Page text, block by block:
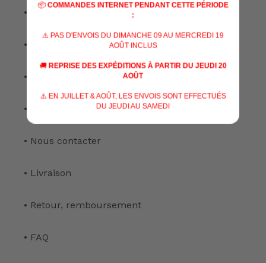
• Nos marques
• Nos spécialisations
• Nos services
• Notre atelier
• Nous contacter
• Livraison
• Retour, remboursement
• FAQ
📦 COMMANDES INTERNET PENDANT CETTE PÉRIODE
:
⚠️ PAS D'ENVOIS DU DIMANCHE 09 AU MERCREDI 19
AOÛT INCLUS
🚚 REPRISE DES EXPÉDITIONS À PARTIR DU JEUDI 20
AOÛT
⚠️ EN JUILLET & AOÛT, LES ENVOIS SONT EFFECTUÉS
DU JEUDI AU SAMEDI